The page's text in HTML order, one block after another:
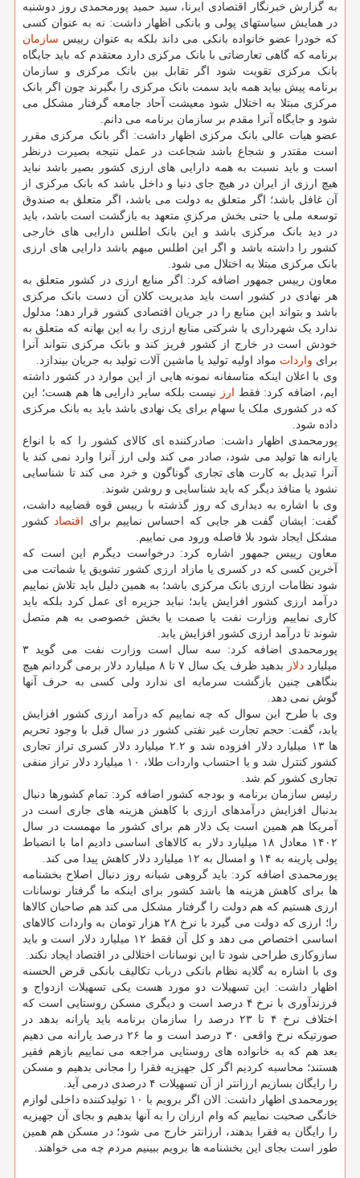
به گزارش خبرنگار اقتصادی ایرنا، سید حمید پورمحمدی روز دوشنبه
در همایش سیاستهای پولی و بانکی اظهار داشت: نه به عنوان کسی
که خودرا عضو خانواده بانکی می داند بلکه به عنوان رییس سازمان
برنامه که گاهی تعارضاتی با بانک مرکزی دارد معتقدم که باید جایگاه
بانک مرکزی تقویت شود اگر تقابل بین بانک مرکزی و سازمان
برنامه پیش بیاید همه باید سمت بانک مرکزی را بگیرند چون اگر بانک
مرکزی مبتلا به اختلال شود معیشت آحاد جامعه گرفتار مشکل می
شود و جایگاه آنرا مقدم بر سازمان برنامه می دانم.
عضو هیات عالی بانک مرکزی اظهار داشت: اگر بانک مرکزی مقرر
است مقتدر و شجاع باشد شجاعت در عمل نتیجه بصیرت درنظر
است و باید نسبت به همه دارایی های ارزی کشور بصیر باشد نباید
هیچ ارزی از ایران در هیچ جای دنیا و داخل باشد که بانک مرکزی از
آن غافل باشد؛ اگر متعلق به دولت می باشد، اگر متعلق به صندوق
توسعه ملی یا حتی بخش مرکزیِ متعهد به بازگشت است باشد، باید
در دید بانک مرکزی باشد و این بانک اطلس دارایی های خارجی
کشور را داشته باشد و اگر این اطلس مبهم باشد دارایی های ارزی
بانک مرکزی مبتلا به اختلال می شود.
معاون رییس جمهور اضافه کرد: اگر منابع ارزی در کشور متعلق به
هر نهادی در کشور است باید مدیریت کلان آن دست بانک مرکزی
باشد و بتواند این منابع را در جریان اقتصادی کشور قرار دهد؛ مدلول
ندارد یک شهرداری یا شرکتی منابع ارزی را به این بهانه که متعلق به
خودش است در خارج از کشور فریز کند و بانک مرکزی نتواند آنرا
برای واردات مواد اولیه تولید یا ماشین آلات تولید به جریان بیندازد.
وی با اعلان اینکه متاسفانه نمونه هایی از این موارد در کشور داشته
ایم، اضافه کرد: فقط
ارز
نیست بلکه سایر دارایی ها هم هست؛ این
که در کشوری ملک یا سهام برای یک نهادی باشد باید به بانک مرکزی
داده شود.
پورمحمدی اظهار داشت: صادرکننده ‍ای کالای کشور را که با انواع
یارانه ها تولید می شود، صادر می کند ولی ارز آنرا وارد نمی کند یا
آنرا تبدیل به کارت های تجاری گوناگون و خرد می کند تا شناسایی
نشود یا منافذ دیگر که باید شناسایی و روشن شوند.
وی با اشاره به دیداری که روز گذشته با رییس قوه قضاییه داشت،
گفت: ایشان گفت هر جایی که احساس نماییم برای
اقتصادکشور
مشکل ایجاد شود بلا فاصله ورود می نماییم.
معاون رییس جمهور اشاره کرد: درخواست دیگرم این است که
آخرین کسی که در کسری یا مازاد ارزی کشور تشویق یا شماتت می
شود نظامات ارزی بانک مرکزی باشد؛ به همین دلیل باید تلاش نماییم
درآمد ارزی کشور افزایش یابد؛ نباید جزیره ای عمل کرد بلکه باید
کاری نماییم وزارت نفت یا صمت یا بخش خصوصی به هم متصل
شوند تا درآمد ارزی کشور افزایش یابد.
پورمحمدی اضافه کرد: سه سال است وزارت نفت می گوید ۳
میلیارددلار
بدهید ظرف یک سال ۷ تا ۸ میلیارد دلار برمی گردانم هیچ
بنگاهی چنین بازگشت سرمایه ای ندارد ولی کسی به حرف آنها
گوش نمی دهد.
وی با طرح این سوال که چه نماییم که درآمد ارزی کشور افزایش
یابد، گفت: حجم تجارت غیر نفتی کشور در سال قبل با وجود تحریم
ها ۱۳ میلیارد دلار افزوده شد و ۲.۲ میلیارد دلار کسری تراز تجاری
کشور کنترل شد و یا احتساب واردات طلا، ۱۰ میلیارد دلار تراز منفی
تجاری کشور کم شد.
رئیس سازمان برنامه و بودجه کشور اضافه کرد: تمام کشورها دنبال
بدنبال افزایش درآمدهای ارزی با کاهش هزینه های جاری است در
آمریکا هم همین است یک دلار هم برای کشور ما مهمست در سال
۱۴۰۲ معادل ۱۸ میلیارد دلار به کالاهای اساسی دادیم اما با انضباط
پولی پارینه به ۱۴ و امسال به ۱۲ میلیارد دلار کاهش پیدا می کند.
پورمحمدی اضافه کرد: باید گروهی شبانه روز دنبال اصلاح بخشنامه
ها برای کاهش هزینه ها باشد کشور برای اینکه ما گرفتار نوسانات
ارزی هستیم که هم دولت را گرفتار مشکل می کند هم صاحبان کالاها
را؛ ارزی که دولت می گیرد با نرخ ۲۸ هزار تومان به واردات کالاهای
اساسی اختصاص می دهد و کل آن فقط ۱۲ میلیارد دلار است و باید
سازوکاری طراحی شود تا این نوسانات اختلالی در اقتصاد ایجاد نکند.
وی با اشاره به گلایه نظام بانکی درباب تکالیف بانکی قرض الحسنه
اظهار داشت: این تسهیلات دو مورد هست یکی تسهیلات ازدواج و
فرزندآوری با نرخ ۴ درصد است و دیگری مسکن روستایی است که
اختلاف نرخ ۴ تا ۲۳ درصد را سازمان برنامه باید یارانه بدهد در
صورتیکه نرخ واقعی ۳۰ درصد است و ما ۲۶ درصد یارانه می دهیم
بعد هم که به خانواده های روستایی مراجعه می نماییم بازهم فقیر
هستند؛ محاسبه کردیم اگر کل جهیزیه فقرا را مجانی بدهیم و مسکن
را رایگان بسازیم ارزانتر از آن تسهیلات ۴ درصدی درمی آید.
پورمحمدی اظهار داشت: الان اگر برویم با ۱۰ تولیدکننده داخلی لوازم
خانگی صحبت نماییم که وام ارزان را به آنها بدهیم و بجای آن جهیزیه
را رایگان به فقرا بدهند، ارزانتر خارج می شود؛ در مسکن هم همین
طور است بجای این بخشنامه ها برویم ببینیم مردم چه می خواهند.